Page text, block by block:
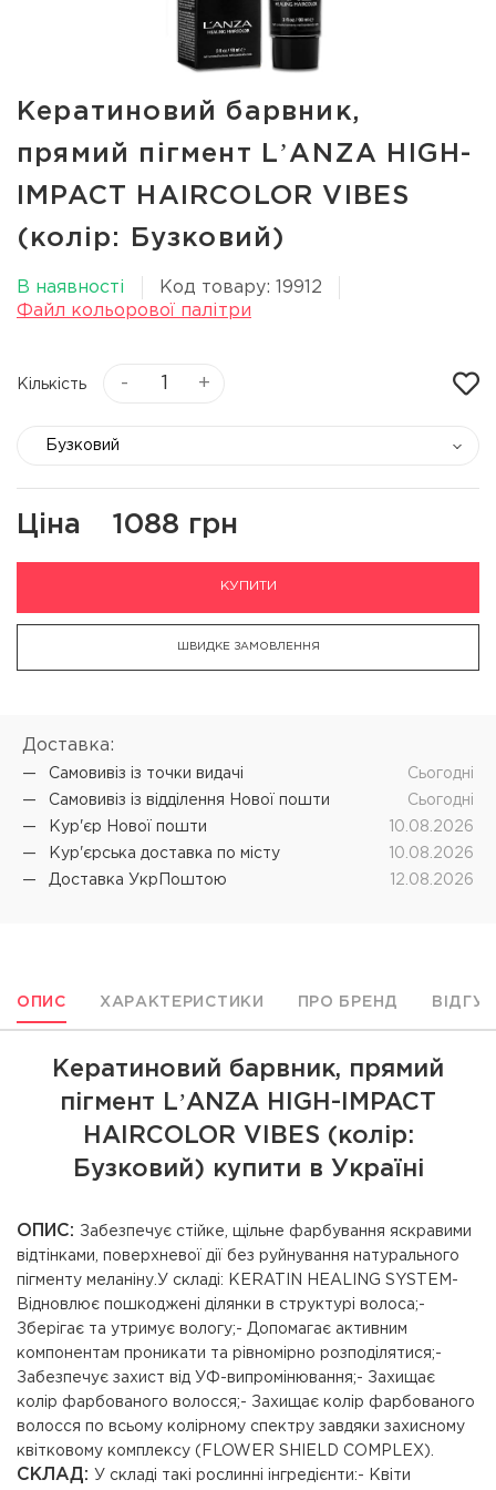
Кератиновий барвник,
прямий пігмент LʼANZA HIGH-
IMPACT HAIRCOLOR VIBES
(колір: Бузковий)
В наявності
Код товару: 19912
Файл кольорової палітри
Кількість - +
Бузковий
Ціна 1088 грн
КУПИТИ
ШВИДКЕ ЗАМОВЛЕННЯ
Доставка:
Самовивіз iз точки видачі
Cьогодні
Самовивіз iз відділення Нової пошти
Cьогодні
Кур'єр Нової пошти
10.08.2026
Кур'єрська доставка по місту
10.08.2026
Доставка УкрПоштою
12.08.2026
ОПИС ХАРАКТЕРИСТИКИ ПРО БРЕНД
Кератиновий барвник, прямий
пігмент LʼANZA HIGH-IMPACT
HAIRCOLOR VIBES (колір:
Бузковий) купити в Україні
ОПИС: Забезпечує стійке, щільне фарбування яскравими
відтінками, поверхневої дії без руйнування натурального
пігменту меланіну.У складі: КERATIN HEALING SYSTEM-
Відновлює пошкоджені ділянки в структурі волоса;-
Зберігає та утримує вологу;- Допомагає активним
компонентам проникати та рівномірно розподілятися;-
Забезпечує захист від УФ-випромінювання;- Захищає
колір фарбованого волосся;- Захищає колір фарбованого
волосся по всьому колірному спектру завдяки захисному
квітковому комплексу (FLOWER SHIELD COMPLEX).
СКЛАД: У складі такі рослинні інгредієнти:- Квіти